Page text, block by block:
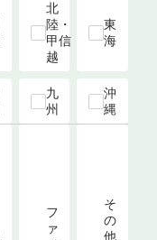
北
陸・
甲信
越
東
海
九
州
沖
縄
フ
ァ
そ
の
他